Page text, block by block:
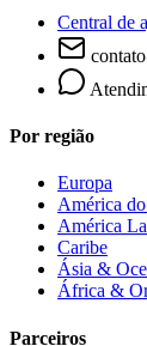
Central de
Por região
Europa
América
América
Caribe
Ásia &
África &
Parceiros